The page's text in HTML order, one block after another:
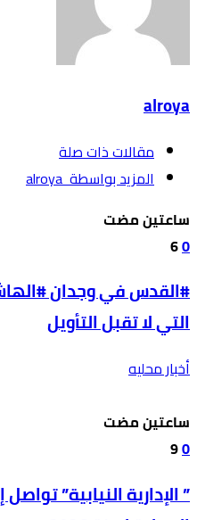
alroya
‫مقالات ذات صلة‬
‫‫المزيد بواسطة‬ ‬ alroya
‫‫‫‏‫ساعتين مضت‬
0
6
#القدس في وجدان
التي لا تقبل التأويل
أخبار محليه
‫‫‫‏‫ساعتين مضت‬
0
9
” الإدارية النيابية”